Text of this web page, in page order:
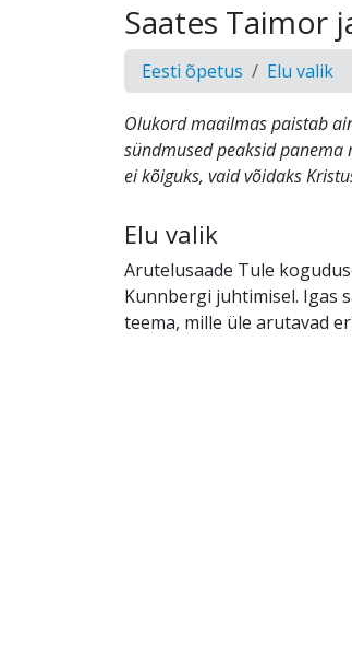
Saates Taimor
Eesti õpetus Elu valik
Olukord maailmas paistab
sündmused peaksid panema
ei kõiguks, vaid võidaks
Elu valik
Arutelusaade Tule
Kunnbergi juhtimisel. Igas
teema, mille üle arutavad